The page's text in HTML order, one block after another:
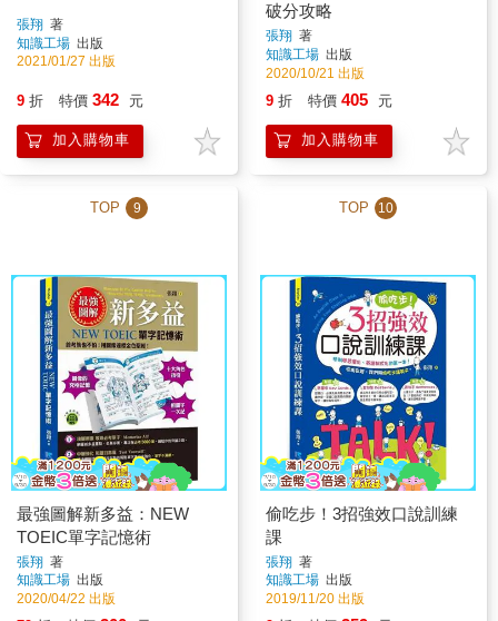
張翔 著
知識工場 出版
2021/01/27 出版
9 折 特價 342 元
加入購物車
破分攻略
張翔 著
知識工場 出版
2020/10/21 出版
9 折 特價 405 元
加入購物車
TOP 9
最強圖解新多益：NEW
TOEIC單字記憶術
張翔 著
知識工場 出版
2020/04/22 出版
TOP 10
偷吃步！3招強效口說訓練
課
張翔 著
知識工場 出版
2019/11/20 出版